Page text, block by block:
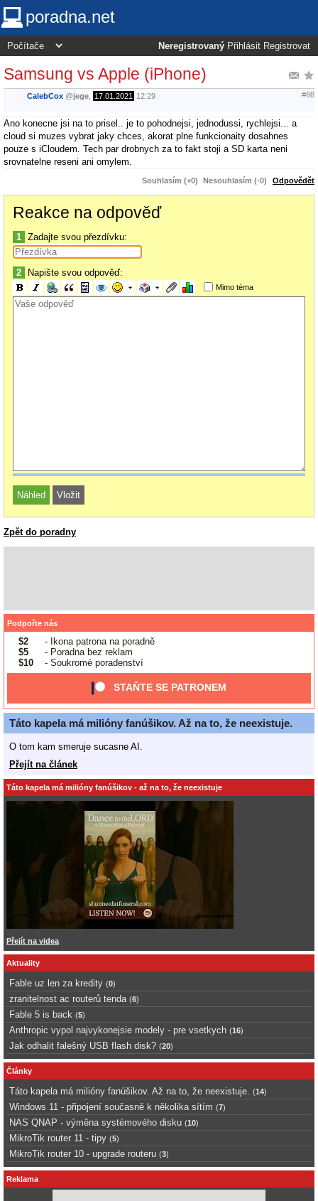
poradna.net
Neregistrovaný Přihlásit Registrovat
Samsung vs Apple (iPhone)
CalebCox @jege 17.01.2021 12:29 #88
Ano konecne jsi na to prisel.. je to pohodnejsi, jednodussi, rychlejsi... a
cloud si muzes vybrat jaky chces, akorat plne funkcionaity dosahnes
pouze s iCloudem. Tech par drobnych za to fakt stoji a SD karta neni
srovnatelne reseni ani omylem.
Souhlasím (+0) Nesouhlasím (-0) Odpovědět
Reakce na odpověď
1 Zadajte svou přezdívku:
2 Napište svou odpověď:
Mimo téma
Zpět do poradny
Podpořte nás
$2
- Ikona patrona na poradně
$5
- Poradna bez reklam
$10
- Soukromé poradenství
STAŇTE SE PATRONEM
Táto kapela má milióny fanúšikov. Až na to, že neexistuje.
O tom kam smeruje sucasne AI.
Přejít na článek
Táto kapela má milióny fanúšikov - až na to, že neexistuje
Přejít na videa
Aktuality
Fable uz len za kredity (0)
zranitelnost ac routerů tenda (6)
Fable 5 is back (5)
Anthropic vypol najvykonejsie modely - pre vsetkych (16)
Jak odhalit falešný USB flash disk? (20)
Články
Táto kapela má milióny fanúšikov. Až na to, že neexistuje. (14)
Windows 11 - připojení současně k několika sítím (7)
NAS QNAP - výměna systémového disku (10)
MikroTik router 11 - tipy (5)
MikroTik router 10 - upgrade routeru (3)
Reklama